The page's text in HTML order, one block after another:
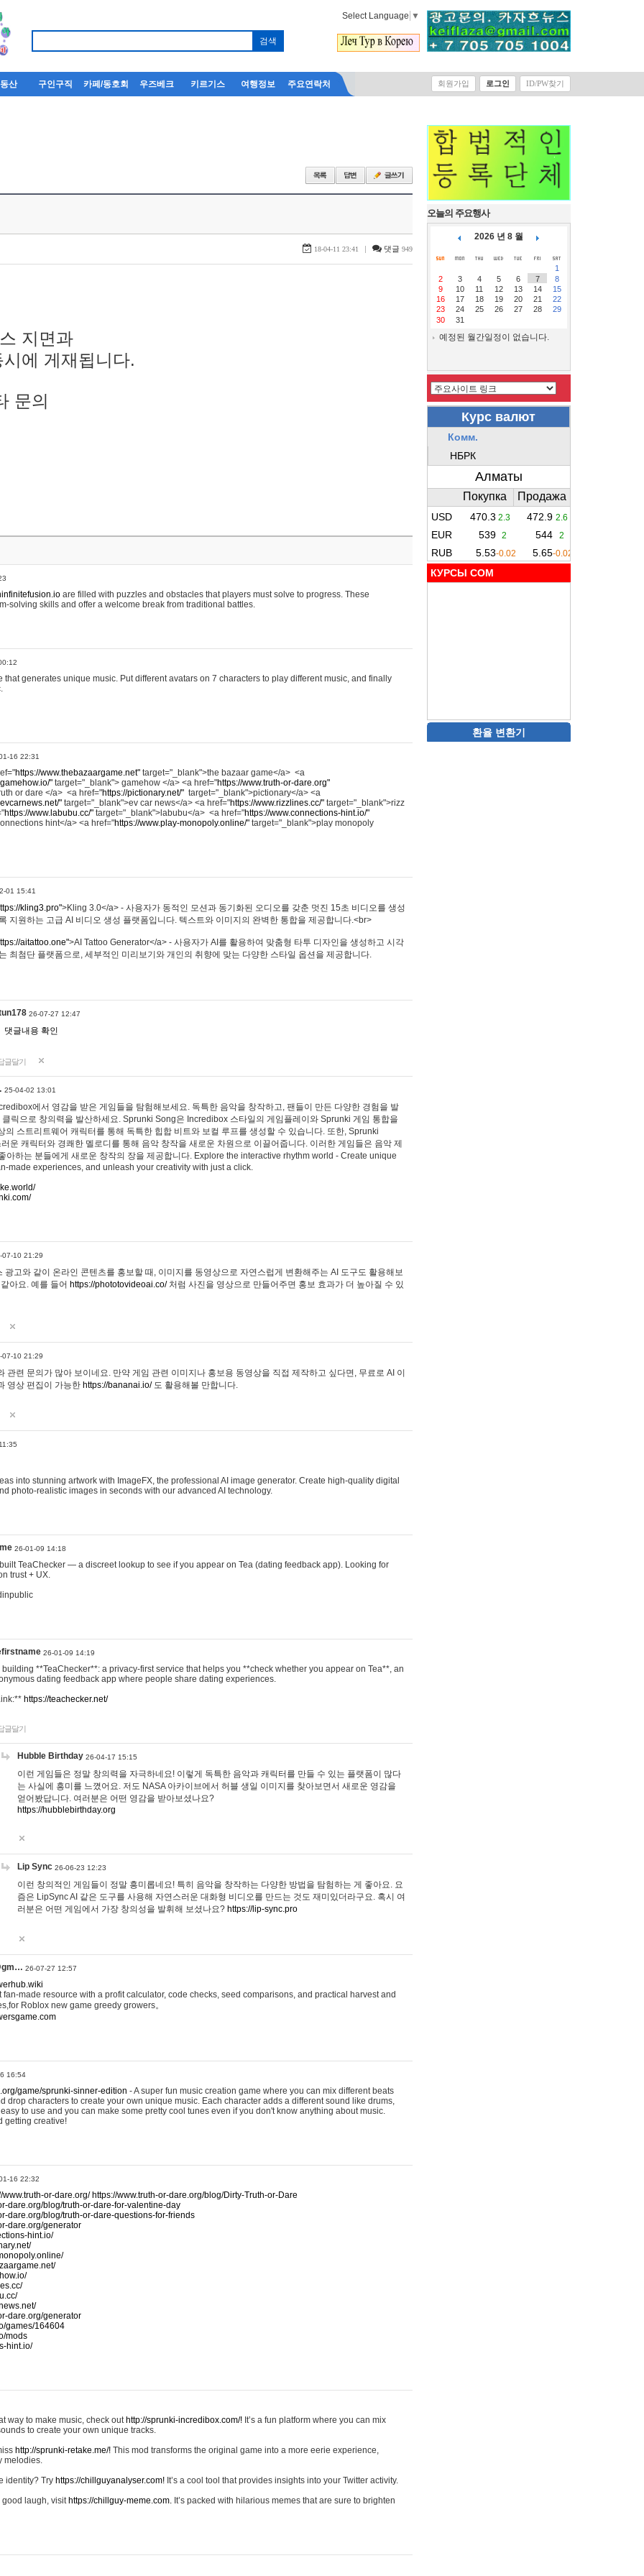
Select Language ▼
산 구인구직 카페/동호회 우즈베크 키르기스 여행정보 주요연락처 회원가입 로그인 ID/PW찾기
18-04-11 23:41 | 댓글 949
지면과
에 게재됩니다.
문의
are filled with puzzles and obstacles that players must solve to progress. These
solving skills and offer a welcome break from traditional battles.
that generates unique music. Put different avatars on 7 characters to play different music, and finally
16 22:31
https://www.thebazaargame.net" target="_blank">the bazaar game</a> <a
" target="_blank"> gamehow </a> <a href="https://www.truth-or-dare.org"
or dare </a> <a href="https://pictionary.net/" target="_blank">pictionary</a> <a
" target="_blank">ev car news</a> <a href="https://www.rizzlines.cc/" target="_blank">rizz
https://www.labubu.cc/" target="_blank">labubu</a> <a href="https://www.connections-hint.io/"
hint</a> <a href="https://www.play-monopoly.online/" target="_blank">play monopoly
01 15:41
kling3.pro">Kling 3.0</a> - 사용자가 동적인 모션과 동기화된 오디오를 갖춘 멋진 15초 비디오를 생성
지원하는 고급 AI 비디오 생성 플랫폼입니다. 텍스트와 이미지의 완벽한 통합을 제공합니다.<br>
aitattoo.one">AI Tattoo Generator</a> - 사용자가 AI를 활용하여 맞춤형 타투 디자인을 생성하고 시각
최첨단 플랫폼으로, 세부적인 미리보기와 개인의 취향에 맞는 다양한 스타일 옵션을 제공합니다.
26-07-27 12:47
댓글내용 확인
글달기
25-04-02 13:01
에서 영감을 받은 게임들을 탐험해보세요. 독특한 음악을 창작하고, 팬들이 만든 다양한 경험을 발
클릭으로 창의력을 발산하세요. Sprunki Song은 Incredibox 스타일의 게임플레이와 Sprunki 게임 통합을
의 스트리트웨어 캐릭터를 통해 독특한 힙합 비트와 보컬 루프를 생성할 수 있습니다. 또한, Sprunki
운 캐릭터와 경쾌한 멜로디를 통해 음악 창작을 새로운 차원으로 이끌어줍니다. 이러한 게임들은 음악 제
아하는 분들에게 새로운 창작의 장을 제공합니다. Explore the interactive rhythm world - Create unique
made experiences, and unleash your creativity with just a click.
07-10 21:29
광고와 같이 온라인 콘텐츠를 홍보할 때, 이미지를 동영상으로 자연스럽게 변환해주는 AI 도구도 활용해보
아요. 예를 들어 https://phototovideoai.co/처럼 사진을 영상으로 만들어주면 홍보 효과가 더 높아질 수 있
07-10 21:29
관련 문의가 많아 보이네요. 만약 게임 관련 이미지나 홍보용 동영상을 직접 제작하고 싶다면, 무료로 AI 이
영상 편집이 가능한 https://bananai.io/도 활용해볼 만합니다.
into stunning artwork with ImageFX, the professional AI image generator. Create high-quality digital
photo-realistic images in seconds with our advanced AI technology.
26-01-09 14:18
TeaChecker — a discreet lookup to see if you appear on Tea (dating feedback app). Looking for
trust + UX.
26-01-09 14:19
building **TeaChecker**: a privacy-first service that helps you **check whether you appear on Tea**, an
dating feedback app where people share dating experiences.
https://teachecker.net/
글달기
Hubble Birthday 26-04-17 15:15
이런 게임들은 정말 창의력을 자극하네요! 이렇게 독특한 음악과 캐릭터를 만들 수 있는 플랫폼이 많다
는 사실에 흥미를 느꼈어요. 저도 NASA 아카이브에서 허블 생일 이미지를 찾아보면서 새로운 영감을
얻어봤답니다. 여러분은 어떤 영감을 받아보셨나요?
https://hubblebirthday.org
Lip Sync 26-06-23 12:23
이런 창의적인 게임들이 정말 흥미롭네요! 특히 음악을 창작하는 다양한 방법을 탐험하는 게 좋아요. 요
즘은 LipSync AI 같은 도구를 사용해 자연스러운 대화형 비디오를 만드는 것도 재미있더라구요. 혹시 여
러분은 어떤 게임에서 가장 창의성을 발휘해 보셨나요? https://lip-sync.pro
26-07-27 12:57
made resource with a profit calculator, code checks, seed comparisons, and practical harvest and
Roblox new game greedy growers。
16:54
game/sprunki-sinner-edition - A super fun music creation game where you can mix different beats
drop characters to create your own unique music. Each character adds a different sound like drums,
to use and you can make some pretty cool tunes even if you don't know anything about music.
getting creative!
16 22:32
www.truth-or-dare.org/ https://www.truth-or-dare.org/blog/Dirty-Truth-or-Dare
dare.org/blog/truth-or-dare-for-valentine-day
dare.org/blog/truth-or-dare-questions-for-friends
dare.org/generator
hint.io/
dare.org/generator
games/164604
mods
hint.io/
way to make music, check out http://sprunki-incredibox.com/! It’s a fun platform where you can mix
to create your own unique tracks.
http://sprunki-retake.me/! This mod transforms the original game into a more eerie experience,
melodies.
identity? Try https://chillguyanalyser.com! It’s a cool tool that provides insights into your Twitter activity.
good laugh, visit https://chillguy-meme.com. It’s packed with hilarious memes that are sure to brighten
오늘의 주요행사
2026 년 8 월
1
2
3 4 5 6 7
8
9
10 11 12 13 14
15
16
17 18 19 20 21
22
23
24 25 26 27 28
29
30
31
예정된 월간일정이 없습니다.
КУРСЫ COM
환율 변환기